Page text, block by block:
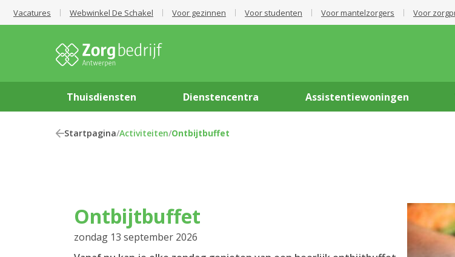
Vacatures Webwinkel De Schakel Voor gezinnen Voor studenten Voor mantelzorgers Voor
Thuisdiensten Dienstencentra Assistentiewoningen
Startpagina/Activiteiten/Ontbijtbuffet
Ontbijtbuffet
zondag 13 september 2026